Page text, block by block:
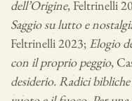
dell’Origine, Feltrinelli
Saggio su lutto e
Feltrinelli 2023; Elogio
con il proprio peggio,
desiderio. Radici